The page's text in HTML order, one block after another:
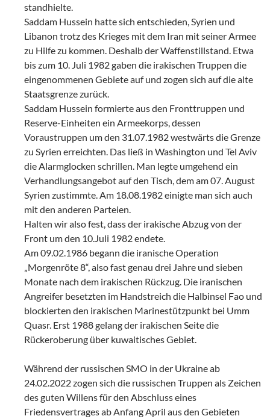
standhielte.
Saddam Hussein hatte sich entschieden, Syrien und
Libanon trotz des Krieges mit dem Iran mit seiner Armee
zu Hilfe zu kommen. Deshalb der Waffenstillstand. Etwa
bis zum 10. Juli 1982 gaben die irakischen Truppen die
eingenommenen Gebiete auf und zogen sich auf die alte
Staatsgrenze zurück.
Saddam Hussein formierte aus den Fronttruppen und
Reserve-Einheiten ein Armeekorps, dessen
Voraustruppen um den 31.07.1982 westwärts die Grenze
zu Syrien erreichten. Das ließ in Washington und Tel Aviv
die Alarmglocken schrillen. Man legte umgehend ein
Verhandlungsangebot auf den Tisch, dem am 07. August
Syrien zustimmte. Am 18.08.1982 einigte man sich auch
mit den anderen Parteien.
Halten wir also fest, dass der irakische Abzug von der
Front um den 10.Juli 1982 endete.
Am 09.02.1986 begann die iranische Operation
„Morgenröte 8“, also fast genau drei Jahre und sieben
Monate nach dem irakischen Rückzug. Die iranischen
Angreifer besetzten im Handstreich die Halbinsel Fao und
blockierten den irakischen Marinestützpunkt bei Umm
Quasr. Erst 1988 gelang der irakischen Seite die
Rückeroberung über kuwaitisches Gebiet.
Während der russischen SMO in der Ukraine ab
24.02.2022 zogen sich die russischen Truppen als Zeichen
des guten Willens für den Abschluss eines
Friedensvertrages ab Anfang April aus den Gebieten